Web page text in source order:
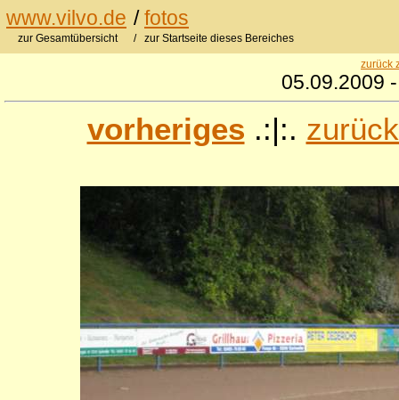
www.vilvo.de /fotos
zur Gesamtübersicht / zur Startseite dieses Bereiches
zurück
05.09.2009
vorheriges .:|:.